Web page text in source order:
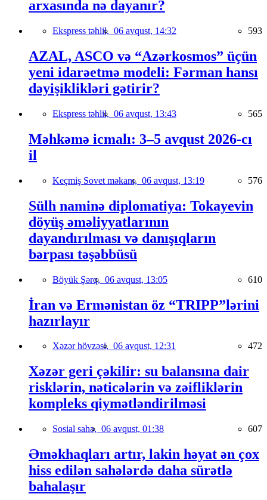
arxasında nə dayanır?
Ekspress təhlil, 06 avqust, 14:32 593
AZAL, ASCO və “Azərkosmos” üçün
yeni idarəetmə modeli: Fərman hansı
dəyişiklikləri gətirir?
Ekspress təhlil, 06 avqust, 13:43 565
Məhkəmə icmalı: 3–5 avqust 2026-cı
il
Keçmiş Sovet məkanı, 06 avqust, 13:19 576
Sülh naminə diplomatiya: Tokayevin
döyüş əməliyyatlarının
dayandırılması və danışıqların
bərpası təşəbbüsü
Böyük Şərq, 06 avqust, 13:05 610
İran və Ermənistan öz “TRIPP”lərini
hazırlayır
Xəzər hövzəsi, 06 avqust, 12:31 472
Xəzər geri çəkilir: su balansına dair
risklərin, nəticələrin və zəifliklərin
kompleks qiymətləndirilməsi
Sosial sahə, 06 avqust, 01:38 607
Əməkhaqları artır, lakin həyat ən çox
hiss edilən sahələrdə daha sürətlə
bahalaşır